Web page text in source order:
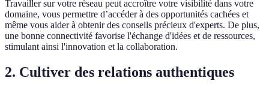
Travailler sur votre réseau peut accroître votre visibilité dans votre
domaine, vous permettre d’accéder à des opportunités cachées et
même vous aider à obtenir des conseils précieux d'experts. De plus,
une bonne connectivité favorise l'échange d'idées et de ressources,
stimulant ainsi l'innovation et la collaboration.
2. Cultiver des relations authentiques